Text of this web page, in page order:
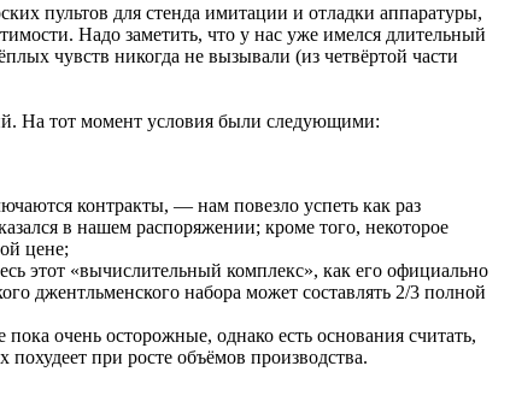
пультов для стенда имитации и отладки аппаратуры,
Надо заметить, что у нас уже имелся длительный
чувств никогда не вызывали (из четвёртой части
На тот момент условия были следующими:
контракты, — нам повезло успеть как раз
в нашем распоряжении; кроме того, некоторое
цене;
этот «вычислительный комплекс», как его официально
джентльменского набора может составлять 2/3 полной
пока очень осторожные, однако есть основания считать,
при росте объёмов производства.